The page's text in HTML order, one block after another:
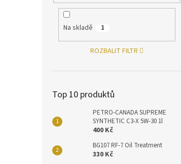
Na skladě 1
ROZBALIT FILTR
Top 10 produktů
PETRO-CANADA SUPREME
SYNTHETIC C3-X 5W-30 1l
400 Kč
BG107 RF-7 Oil Treatment
330 Kč